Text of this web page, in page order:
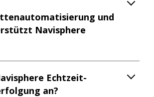
und
Navisphere
an?